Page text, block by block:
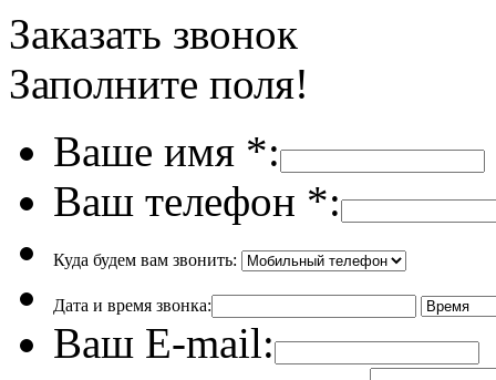
Заказать звонок
Заполните поля!
Ваше имя *:
Ваш телефон *:
Куда будем вам звонить:
Дата и время звонка:
Ваш E-mail: